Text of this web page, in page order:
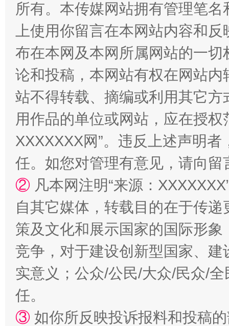
漫山遍野的桃花与雪山、麦地、白藏房 除
所有。本传媒网站拥有管理笔
上使用你留言在本网站内容和
布在本网及本网所属网站的一
论和投稿，本网站有权在网站
站不得转载、摘编或利用其它
用作品的单位或网站，应在授
XXXXXXX网”。违反上述声明
任。如您对管理有意见，请向
② 凡本网注明“来源：
自其它媒体，转载目的在于传
策及文化和展示国家的国际形
竞争，对于建设创新型国家、
实意义；公众/公民/大众/民众/
任。
③ 如你所反映投诉报料和投稿